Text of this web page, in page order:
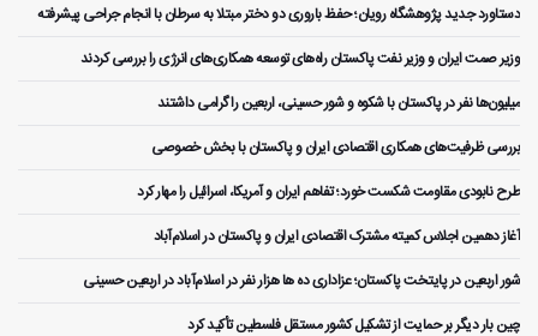
دستاورد جدید پژوهشگاه رویان؛ حفظ باروری دو دختر مبتلا به سرطان با انجام جراحی پیشرفته
وزیر صمت ایران و وزیر نفت پاکستان راه‌های توسعه همکاری‌های انرژی را بررسی کردند
میلیون‌ها نفر در پاکستان با شکوه و شور حسینی، اربعین را گرامی داشتند
بررسی ظرفیت‌های همکاری اقتصادی ایران و پاکستان با بخش خصوصی
طرح نابودی مقاومت شکست خورد؛ تفاهم ایران و آمریکا، اسرائیل را مهار کرد
آغاز دهمین اجلاس کمیته مشترک اقتصادی ایران و پاکستان در اسلام‌آباد
شور اربعین در پایتخت پاکستان؛ عزاداری ده ها هزار نفر در اسلام‌آباد در اربعین حسینی
چین بار دیگر بر حمایت از تشکیل کشور مستقل فلسطین تأکید کرد